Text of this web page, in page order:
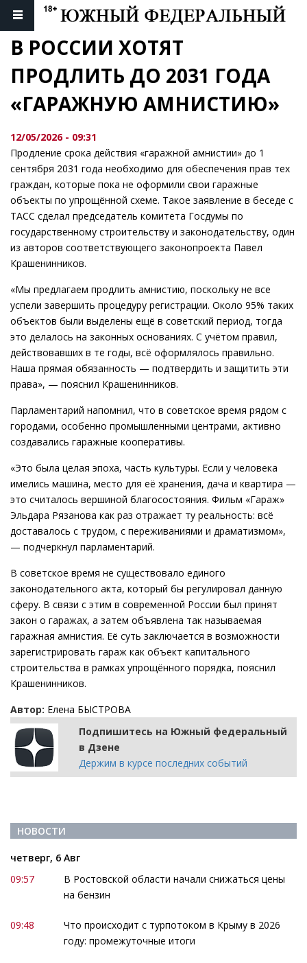
В РОССИИ ХОТЯТ
ПРОДЛИТЬ ДО 2031 ГОДА
«ГАРАЖНУЮ АМНИСТИЮ»
12/05/2026 - 09:31
Продление срока действия «гаражной амнистии» до 1
сентября 2031 года необходимо для обеспечения прав тех
граждан, которые пока не оформили свои гаражные
объекты по упрощённой схеме. Такое заявление в беседе с
ТАСС сделал председатель комитета Госдумы по
государственному строительству и законодательству, один
из авторов соответствующего законопроекта Павел
Крашенинников.
«Мы предлагаем продлить амнистию, поскольку не все
успели завершить процедуру регистрации. Около 95% таких
объектов были выделены ещё в советский период, тогда
это делалось на законных основаниях. С учётом правил,
действовавших в те годы, всё оформлялось правильно.
Наша прямая обязанность — подтвердить и защитить эти
права», — пояснил Крашенинников.
Парламентарий напомнил, что в советское время рядом с
городами, особенно промышленными центрами, активно
создавались гаражные кооперативы.
«Это была целая эпоха, часть культуры. Если у человека
имелись машина, место для её хранения, дача и квартира —
это считалось вершиной благосостояния. Фильм «Гараж»
Эльдара Рязанова как раз отражает ту реальность: всё
доставалось с трудом, с переживаниями и драматизмом»,
— подчеркнул парламентарий.
В советское время не существовало единого
законодательного акта, который бы регулировал данную
сферу. В связи с этим в современной России был принят
закон о гаражах, а затем объявлена так называемая
гаражная амнистия. Её суть заключается в возможности
зарегистрировать гараж как объект капитального
строительства в рамках упрощённого порядка, пояснил
Крашенинников.
Автор: Елена БЫСТРОВА
Подпишитесь на Южный федеральный
в Дзене
Держим в курсе последних событий
НОВОСТИ
четверг, 6 Авг
09:57
В Ростовской области начали снижаться цены
на бензин
09:48
Что происходит с турпотоком в Крыму в 2026
году: промежуточные итоги